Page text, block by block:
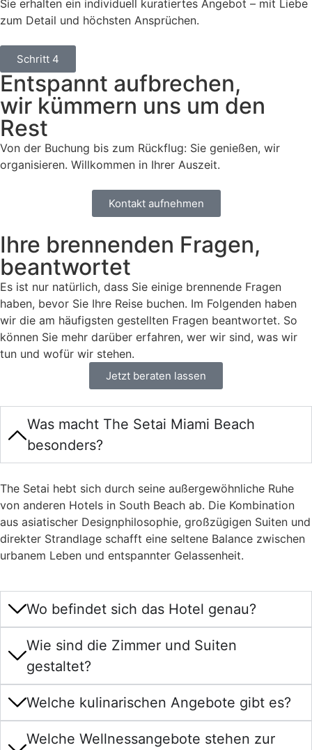
Sie erhalten ein individuell kuratiertes Angebot – mit Liebe
zum Detail und höchsten Ansprüchen.
Schritt 4
Entspannt aufbrechen,
wir kümmern uns um den
Rest
Von der Buchung bis zum Rückflug: Sie genießen, wir
organisieren. Willkommen in Ihrer Auszeit.
Kontakt aufnehmen
Ihre brennenden Fragen,
beantwortet
Es ist nur natürlich, dass Sie einige brennende Fragen
haben, bevor Sie Ihre Reise buchen. Im Folgenden haben
wir die am häufigsten gestellten Fragen beantwortet. So
können Sie mehr darüber erfahren, wer wir sind, was wir
tun und wofür wir stehen.
Jetzt beraten lassen
Was macht The Setai Miami Beach
besonders?
The Setai hebt sich durch seine außergewöhnliche Ruhe
von anderen Hotels in South Beach ab. Die Kombination
aus asiatischer Designphilosophie, großzügigen Suiten und
direkter Strandlage schafft eine seltene Balance zwischen
urbanem Leben und entspannter Gelassenheit.
Wo befindet sich das Hotel genau?
Wie sind die Zimmer und Suiten
gestaltet?
Welche kulinarischen Angebote gibt es?
Welche Wellnessangebote stehen zur